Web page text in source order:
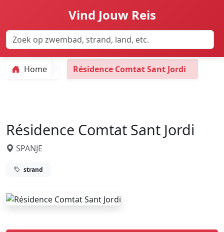
Vind Jouw Reis
Home Résidence Comtat Sant Jordi
Résidence Comtat Sant Jordi
SPANJE
strand